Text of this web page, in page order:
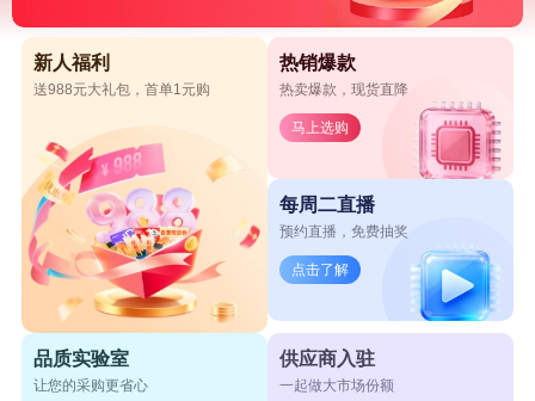
新人福利
送988元大礼包，首单1元购
热销爆款
热卖爆款，现货直降
马上选购
每周二直播
预约直播，免费抽奖
点击了解
品质实验室
让您的采购更省心
供应商入驻
一起做大市场份额